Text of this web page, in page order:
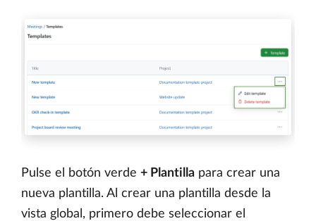
Pulse el botón verde + Plantilla para crear una
nueva plantilla. Al crear una plantilla desde la
vista global, primero debe seleccionar el